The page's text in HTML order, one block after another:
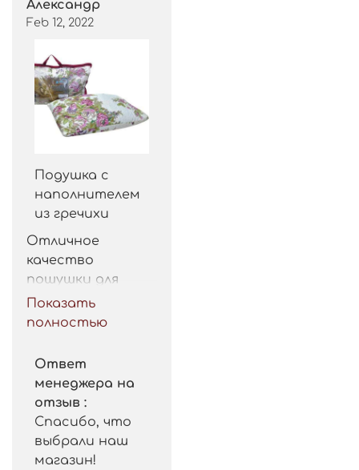
Александр
Feb 12, 2022
Подушка с
наполнителем
из гречихи
Отличное
качество
пошушки для
такой цены.
Рекомендую.
Показать
полностью
Ответ
менеджера на
отзыв :
Спасибо, что
выбрали наш
магазин!